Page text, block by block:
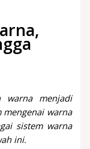
warna menjadi
warna
sistem warna
ini.